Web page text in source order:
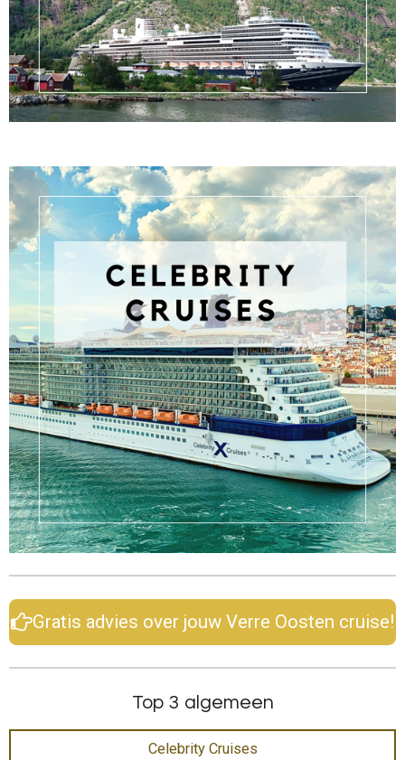
Gratis advies over jouw Verre Oosten cruise!
Top 3 algemeen
Celebrity Cruises